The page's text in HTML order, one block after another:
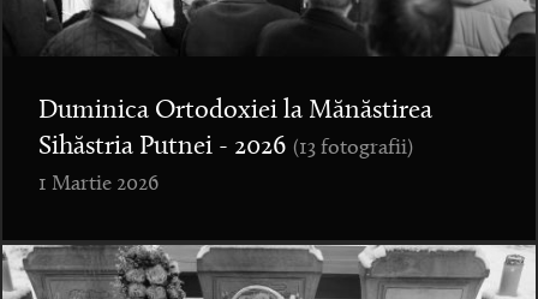
Duminica Ortodoxiei la Mănăstirea
Sihăstria Putnei - 2026 (13 fotografii)
1 Martie 2026